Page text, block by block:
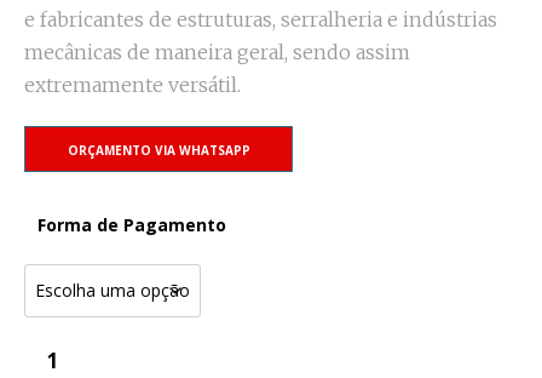
e fabricantes de estruturas, serralheria e indústrias
mecânicas de maneira geral, sendo assim
extremamente versátil.
ORÇAMENTO VIA WHATSAPP
Forma de Pagamento